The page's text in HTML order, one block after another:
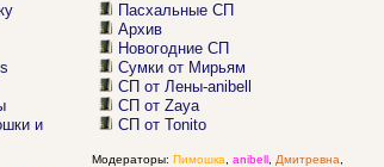
и
Пасхальные СП
Архив
Новогодние СП
Сумки от Мирьям
СП от Лены-anibell
СП от Zaya
СП от Tonito
Модераторы: Пимошка anibell, Дмитревна